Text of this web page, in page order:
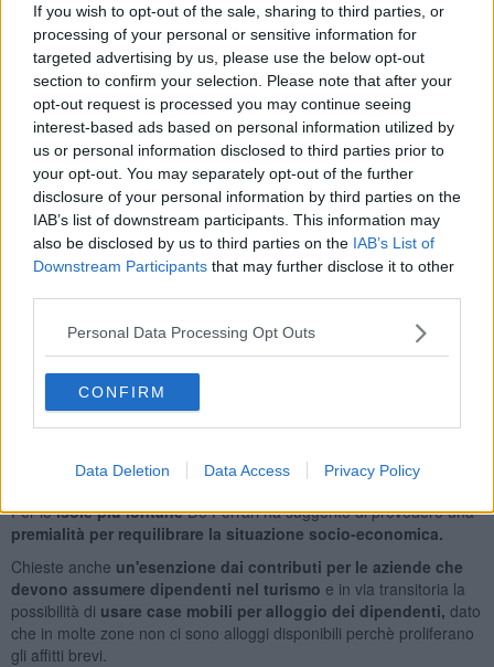
If you wish to opt-out of the sale, sharing to third parties, or
processing of your personal or sensitive information for
targeted advertising by us, please use the below opt-out
section to confirm your selection. Please note that after your
opt-out request is processed you may continue seeing
interest-based ads based on personal information utilized by
us or personal information disclosed to third parties prior to
your opt-out. You may separately opt-out of the further
disclosure of your personal information by third parties on the
IAB’s list of downstream participants. This information may
also be disclosed by us to third parties on the IAB’s List of
Downstream Participants that may further disclose it to other
Personal Data Processing Opt Outs
CONFIRM
Data Deletion Data Access Privacy Policy
delle isole minori perchè 11 milioni di euro sono insufficienti
Ha poi chiesto che i progetti derivanti dalle risorse stanziate siano
concertati fra associazioni di categoria e Comuni.
Fra le proposte indicate da De Ferrari in tema di sostenibilità
ambientaleci sono losgravio del 50% della Tari per le strutture
aperte tutto l'anno, la semplificazione di alcune procedure come
installazione di microdissalatori, incentivazione del riuso
delle acque reflue, delle energie rinnovabili in loco e della
blue energie derivante dal moto ondoso del mare.
Un'altra richiesta di semplicifazione o premialità riguarda le
deroghe o premialità nei bandi per le concessioni demaniali
già gestite da strutture ricettive.
soccorso h24, ampliamento dei poliambulatori e
implementazione di medici e infermieri attraverso incentivi e
alloggi.
In merito aitrasportiDe Ferrari ha chiesto che le Regioni redigano
piano della mobilità interna ed esternacon una cabina di
turistiche.
Per leisole più lontaneDe Ferrari ha suggerito di prevedere una
premialità per requilibrare la situazione socio-economica.
Chieste anche un'esenzione dai contributi per le aziende che
devono assumere dipendenti nel turismo e in via transitoria la
possibilità di usare case mobili per alloggio dei dipendenti, dato
che in molte zone non ci sono alloggi disponibili perchè proliferano
gli affitti brevi.